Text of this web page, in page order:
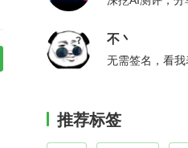
不丶
无需签名，看我
推荐标签